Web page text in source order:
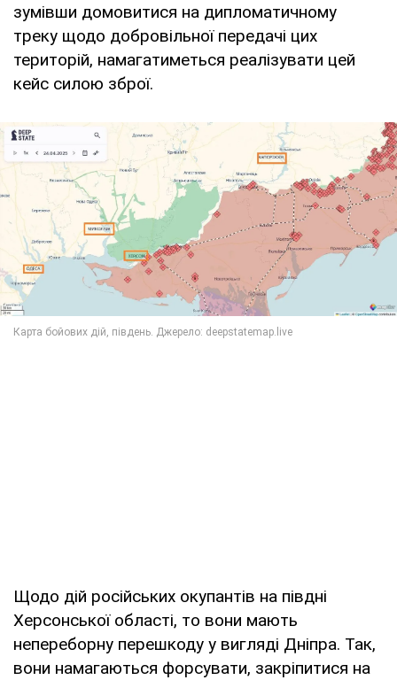
зумівши домовитися на дипломатичному
треку щодо добровільної передачі цих
територій, намагатиметься реалізувати цей
кейс силою зброї.
Щодо дій російських окупантів на півдні
Херсонської області, то вони мають
непереборну перешкоду у вигляді Дніпра. Так,
вони намагаються форсувати, закріпитися на